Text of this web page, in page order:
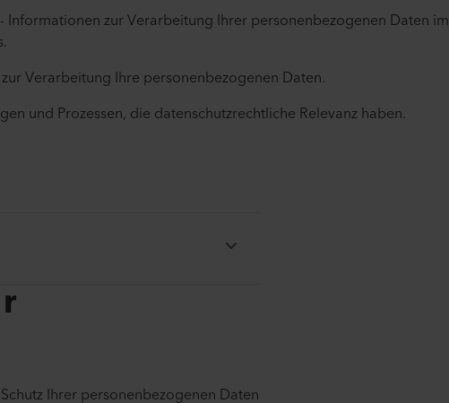
- Informationen zur Verarbeitung Ihrer personenbezogenen Daten im
Verarbeitung Ihre personenbezogenen Daten.
und Prozessen, die datenschutzrechtliche Relevanz haben.
Ihrer personenbezogenen Daten